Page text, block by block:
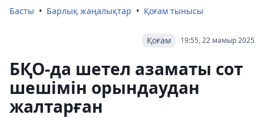
Басты Барлық жаңалықтар Қоғам тынысы
19:55, 22 мамыр 2025
Қоғам
БҚО-да шетел азаматы сот
шешімін орындаудан
жалтарған